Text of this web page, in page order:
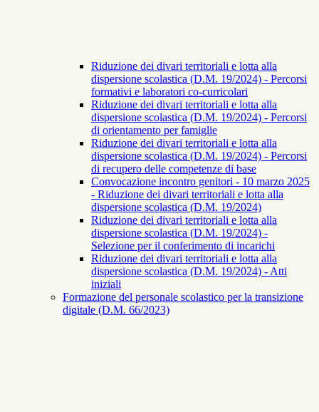
Riduzione dei divari territoriali e lotta alla
dispersione scolastica (D.M. 19/2024) - Percorsi
formativi e laboratori co-curricolari
Riduzione dei divari territoriali e lotta alla
dispersione scolastica (D.M. 19/2024) - Percorsi
di orientamento per famiglie
Riduzione dei divari territoriali e lotta alla
dispersione scolastica (D.M. 19/2024) - Percorsi
di recupero delle competenze di base
Convocazione incontro genitori - 10 marzo 2025
- Riduzione dei divari territoriali e lotta alla
dispersione scolastica (D.M. 19/2024)
Riduzione dei divari territoriali e lotta alla
dispersione scolastica (D.M. 19/2024) -
Selezione per il conferimento di incarichi
Riduzione dei divari territoriali e lotta alla
dispersione scolastica (D.M. 19/2024) - Atti
iniziali
Formazione del personale scolastico per la transizione
digitale (D.M. 66/2023)